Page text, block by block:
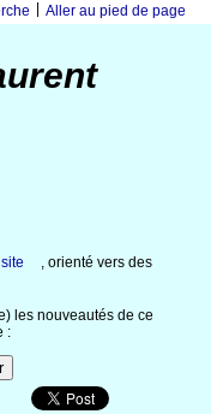
Aller au pied de page
, orienté vers des
les nouveautés de ce
: